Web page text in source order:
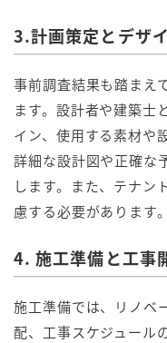
3.計画策定とデザ
事前調査結果も踏まえ
ます。設計者や建築士
イン、使用する素材や
詳細な設計図や正確な
します。また、テナン
慮する必要があります。
4. 施工準備と工事
施工準備では、リノベ
配、工事スケジュール